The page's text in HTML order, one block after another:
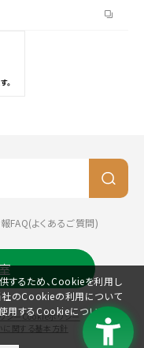
FAQ(よくあるご質問)
シーCookieポリシー
関する基本方針
するため、Cookieを利用し
社のCookieの利用について
用するCookieについては、